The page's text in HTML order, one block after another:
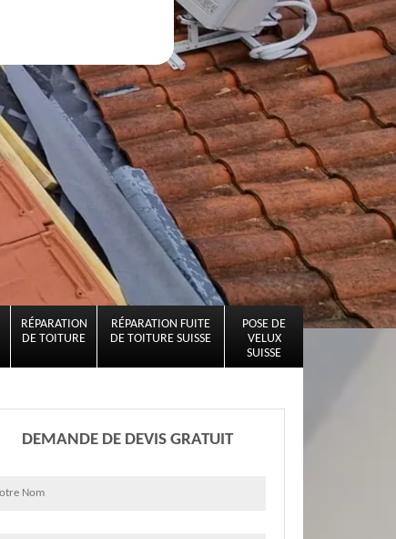
RÉPARATION
DE TOITURE
RÉPARATION FUITE
DE TOITURE SUISSE
POSE DE
VELUX
SUISSE
DEMANDE DE DEVIS GRATUIT